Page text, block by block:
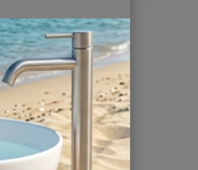
О товаре
Заводской артикул:
125165
Производитель:
Bath Plus
Страна: Россия
Другие характеристики
Поделиться